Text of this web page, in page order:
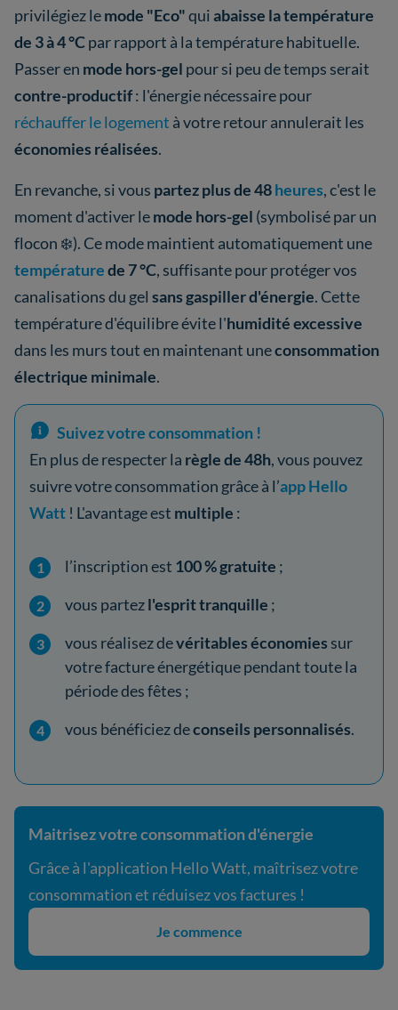
privilégiez lemode "Eco"quiabaisse la température
de 3 à 4 °Cpar rapport à la température habituelle.
Passer en mode hors-gel pour si peu de temps serait
contre-productif: l'énergie nécessaire pour
réchauffer le logement à votre retour annulerait les
économies réalisées.
En revanche, si vous partez plus de 48heures, c'est le
moment d'activer lemode hors-gel (symbolisé par un
flocon ❄️). Ce mode maintient automatiquement une
températurede 7 °C, suffisante pour protéger vos
canalisations du gel sans gaspiller d'énergie. Cette
température d'équilibre évite l'humidité excessive
dans les murs tout en maintenant uneconsommation
électrique minimale.
Suivez votre consommation !
En plus de respecter la règle de 48h, vous pouvez
suivre votre consommation grâce à l’app Hello
Watt ! L'avantage est multiple :
l’inscription est 100 % gratuite ;
vous partezl'esprit tranquille ;
vous réalisez devéritables économies sur
votre facture énergétique pendant toute la
période des fêtes ;
vous bénéficiez deconseils personnalisés.
Maitrisez votre consommation d'énergie
Grâce à l'application Hello Watt, maîtrisez votre
consommation et réduisez vos factures !
Je commence